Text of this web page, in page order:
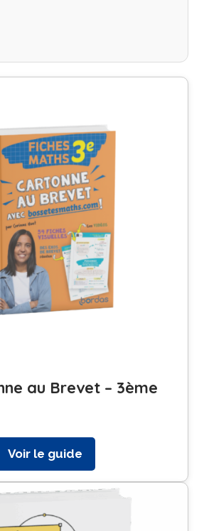
au Brevet – 3ème
Voir le guide